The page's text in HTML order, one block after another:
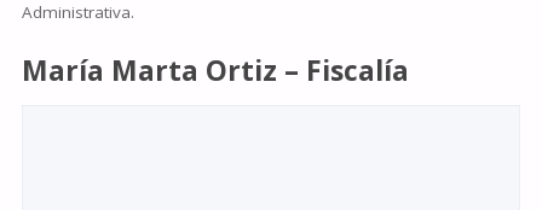
Administrativa.
María Marta Ortiz – Fiscalía